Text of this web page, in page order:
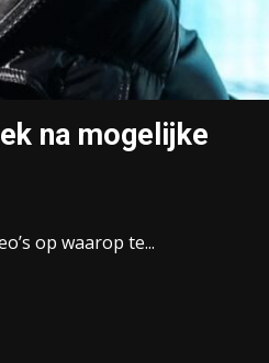
na mogelijke
op waarop te...